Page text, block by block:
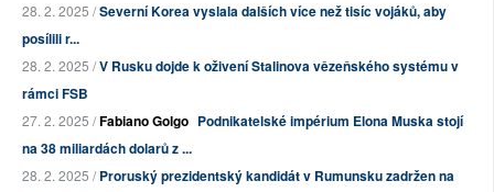
28. 2. 2025 /Severní Korea vyslala dalších více než tisíc vojáků, aby
posílili r...
28. 2. 2025 /V Rusku dojde k oživení Stalinova vězeňského systému v
rámci FSB
27. 2. 2025 /Fabiano Golgo Podnikatelské impérium Elona Muska stojí
na 38 miliardách dolarů z ...
28. 2. 2025 /Proruský prezidentský kandidát v Rumunsku zadržen na